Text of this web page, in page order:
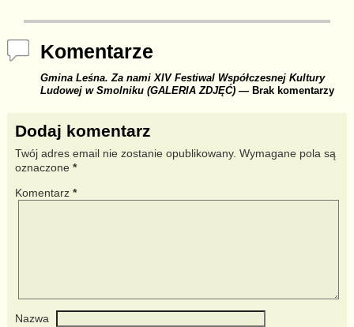
c
e
b
o
k
p
y
Li
n
ar
e
Komentarze
Gmina Leśna. Za nami XIV Festiwal Współczesnej Kultury
Ludowej w Smolniku (GALERIA ZDJĘĆ)— Brak komentarzy
Dodaj komentarz
Twój adres email nie zostanie opublikowany. Wymagane pola są
oznaczone *
Komentarz *
Nazwa